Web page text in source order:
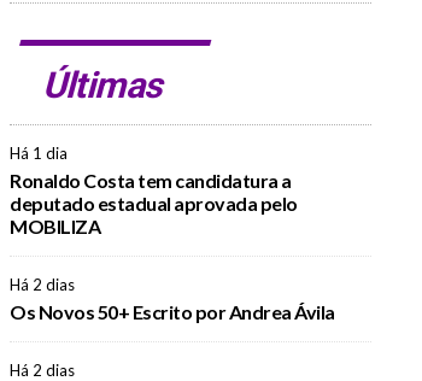
Últimas
Há 1 dia
Ronaldo Costa tem candidatura a
deputado estadual aprovada pelo
MOBILIZA
Há 2 dias
Os Novos 50+ Escrito por Andrea Ávila
Há 2 dias